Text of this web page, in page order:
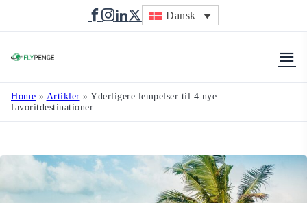
Dansk
Home » Artikler » Yderligere lempelser til 4 nye
favoritdestinationer